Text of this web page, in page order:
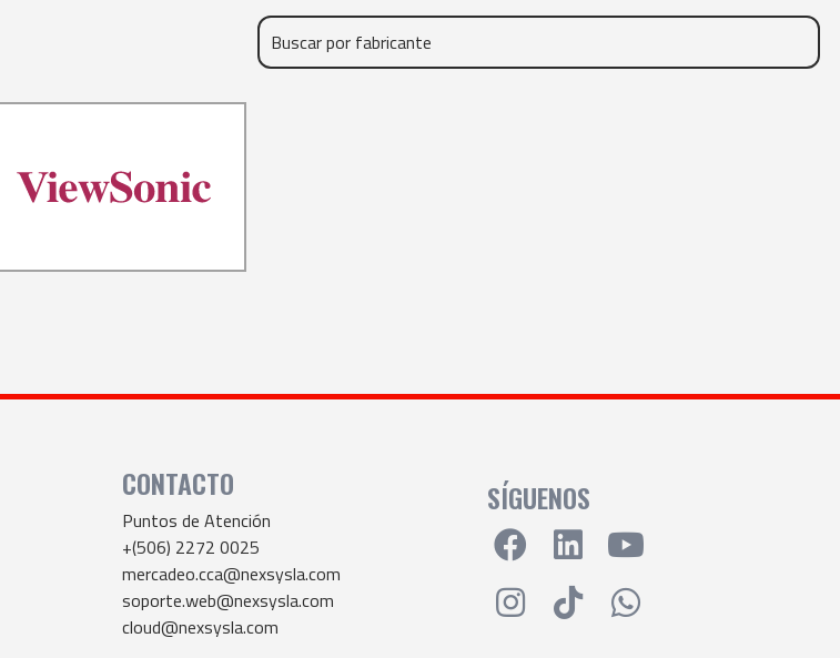
CONTACTO
Puntos de Atención
+(506) 2272 0025
mercadeo.cca@nexsysla.com
soporte.web@nexsysla.com
cloud@nexsysla.com
SÍGUENOS